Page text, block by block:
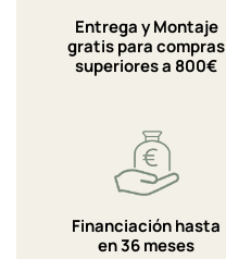
Entrega y Montaje
gratis para compras
superiores a 800€
Financiación hasta
en 36 meses